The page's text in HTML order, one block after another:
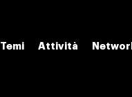
Temi Attività